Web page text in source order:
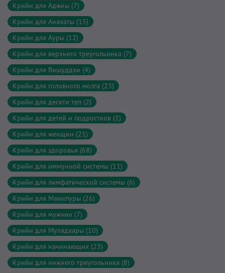
Крийи для Аджны (7)
Крийи для Анахаты (15)
Крийи для Ауры (12)
Крийи для верхнего треугольника (7)
Крийи для Вишуддхи (4)
Крийи для головного мозга (23)
Крийи для десяти тел (2)
Крийи для детей и подростков (1)
Крийи для женщин (21)
Крийи для здоровья (68)
Крийи для иммунной системы (11)
Крийи для лимфатической системы (6)
Крийи для Манипуры (26)
Крийи для мужчин (7)
Крийи для Муладхары (10)
Крийи для начинающих (23)
Крийи для нижнего треугольника (8)